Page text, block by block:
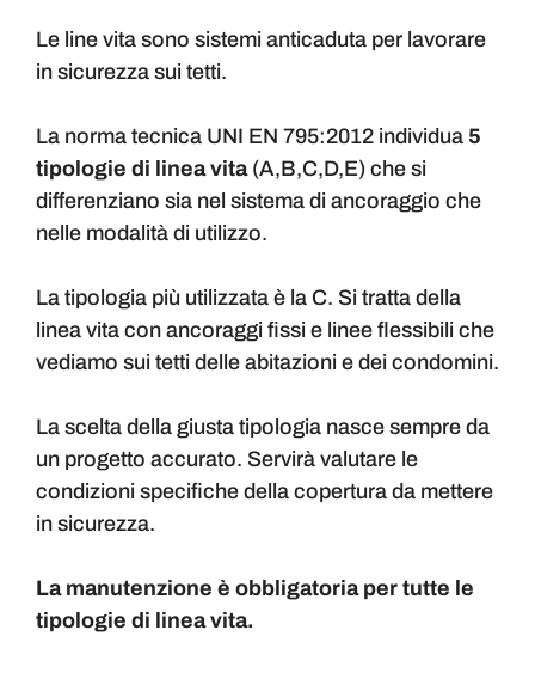
Le line vita sono sistemi anticaduta per lavorare
in sicurezza sui tetti.
La norma tecnica UNI EN 795:2012 individua 5
tipologie di linea vita(A,B,C,D,E) che si
differenziano sia nel sistema di ancoraggio che
nelle modalità di utilizzo.
La tipologia più utilizzata è la C. Si tratta della
linea vita con ancoraggi fissi e linee flessibili che
vediamo sui tetti delle abitazioni e dei condomini.
La scelta della giusta tipologia nasce sempre da
un progetto accurato. Servirà valutare le
condizioni specifiche della copertura da mettere
in sicurezza.
La manutenzione è obbligatoria per tutte le
tipologie di linea vita.